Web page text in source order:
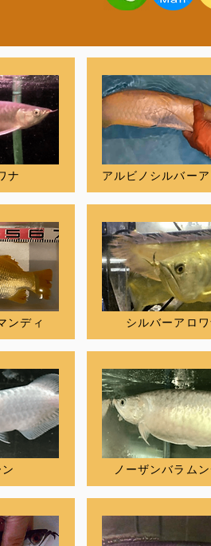
ナ
ンディ
アルビノシルバー
シルバーアロ
ノーザンバラムン